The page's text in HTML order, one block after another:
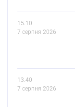
15.10
7 серпня 2026
13.40
7 серпня 2026